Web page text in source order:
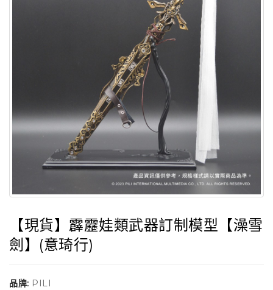
【現貨】霹靂娃類武器訂制模型【澡雪
劍】(意琦行)
品牌: PILI